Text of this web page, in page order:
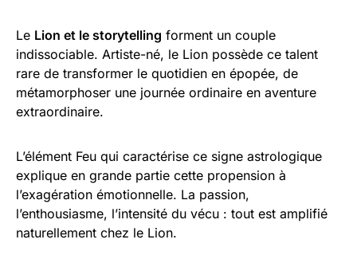
Le Lion et le storytelling forment un couple
indissociable. Artiste-né, le Lion possède ce talent
rare de transformer le quotidien en épopée, de
métamorphoser une journée ordinaire en aventure
extraordinaire.
L’élément Feu qui caractérise ce signe astrologique
explique en grande partie cette propension à
l’exagération émotionnelle. La passion,
l’enthousiasme, l’intensité du vécu : tout est amplifié
naturellement chez le Lion.